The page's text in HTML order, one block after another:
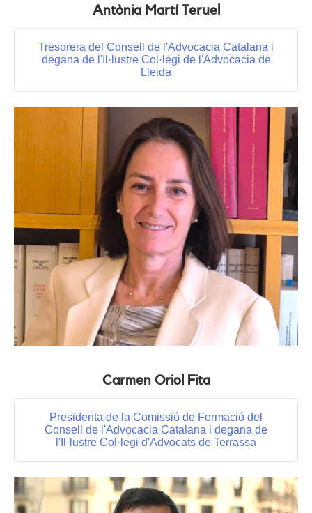
Antònia Martí Teruel
Tresorera del Consell de l'Advocacia Catalana i
degana de l'Il·lustre Col·legi de l'Advocacia de
Lleida
Carmen Oriol Fita
Presidenta de la Comissió de Formació del
Consell de l'Advocacia Catalana i degana de
l'Il·lustre Col·legi d'Advocats de Terrassa